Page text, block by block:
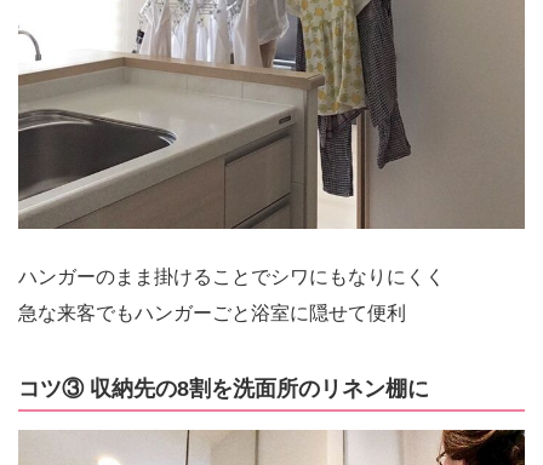
ハンガーのまま掛けることでシワにもなりにくく
急な来客でもハンガーごと浴室に隠せて便利
コツ③ 収納先の8割を洗面所のリネン棚に